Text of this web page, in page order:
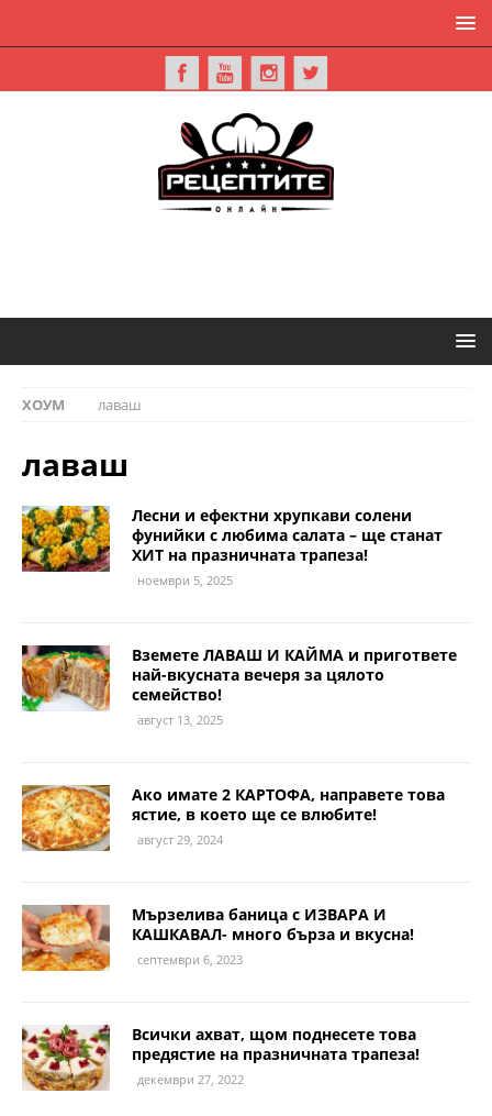
ХОУМ лаваш
лаваш
Лесни и ефектни хрупкави солени
фунийки с любима салата – ще станат
ХИТ на празничната трапеза!
ноември 5, 2025
Вземете ЛАВАШ И КАЙМА и пригответе
най-вкусната вечеря за цялото
семейство!
август 13, 2025
Ако имате 2 КАРТОФА, направете това
ястие, в което ще се влюбите!
август 29, 2024
Мързелива баница с ИЗВАРА И
КАШКАВАЛ- много бърза и вкусна!
септември 6, 2023
Всички ахват, щом поднесете това
предястие на празничната трапеза!
декември 27, 2022